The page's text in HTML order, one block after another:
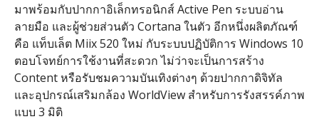
มาพร้อมกับปากกาอิเล็กทรอนิกส์ Active Pen ระบบอ่าน
ลายมือ และผู้ช่วยส่วนตัว Cortana ในตัว อีกหนึ่งผลิตภัณฑ์
คือ แท็บเล็ต Miix 520 ใหม่ กับระบบปฏิบัติการ Windows 10
ตอบโจทย์การใช้งานที่สะดวก ไม่ว่าจะเป็นการสร้าง
Content หรือรับชมความบันเทิงต่างๆ ด้วยปากกาดิจิทัล
และอุปกรณ์เสริมกล้อง WorldView สำหรับการรังสรรค์ภาพ
แบบ 3 มิติ